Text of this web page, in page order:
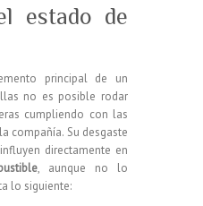
estado de
principal de un
no es posible rodar
cumpliendo con las
compañía. Su desgaste
directamente en
, aunque no lo
lo siguiente: